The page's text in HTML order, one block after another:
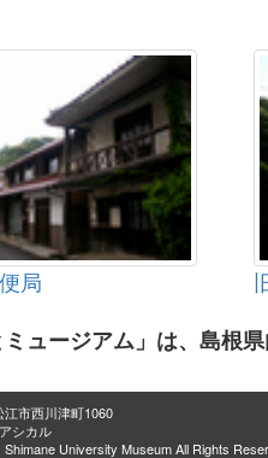
局
ミュージアム」は、島根
市西川津町1060
シカル
University Museum All Rights